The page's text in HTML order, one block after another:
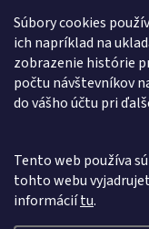
Súbory cookies
ich napríklad na
zobrazenie histórie
počtu návštevníkov
do vášho účtu pri
Tento web používa
tohto webu
informáciítu.